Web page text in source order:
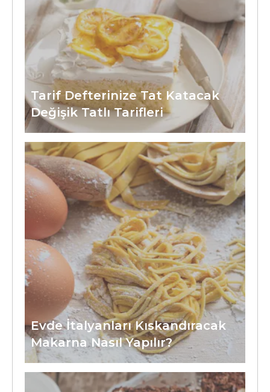
Tarif Defterinize Tat Katacak
Değişik Tatlı Tarifleri
Evde İtalyanları Kıskandıracak
Makarna Nasıl Yapılır?